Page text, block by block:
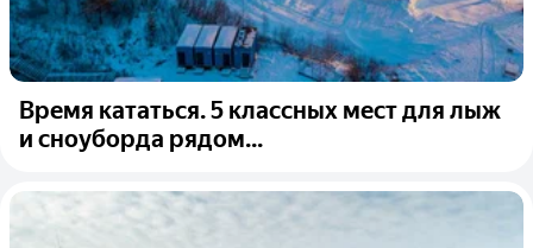
Время кататься. 5 классных мест для лыж
и сноуборда рядом...